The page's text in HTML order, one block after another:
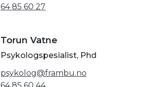
64 85 60 27
Torun Vatne
Psykologspesialist, Phd
psykolog@frambu.no